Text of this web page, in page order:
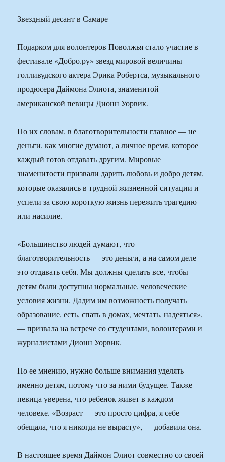
Звездный десант в Самаре
Подарком для волонтеров Поволжья стало участие в
фестивале «Добро.ру» звезд мировой величины —
голливудского актера Эрика Робертса, музыкального
продюсера Даймона Элиота, знаменитой
американской певицы Дионн Уорвик.
По их словам, в благотворительности главное — не
деньги, как многие думают, а личное время, которое
каждый готов отдавать другим. Мировые
знаменитости призвали дарить любовь и добро детям,
которые оказались в трудной жизненной ситуации и
успели за свою короткую жизнь пережить трагедию
или насилие.
«Большинство людей думают, что
благотворительность — это деньги, а на самом деле —
это отдавать себя. Мы должны сделать все, чтобы
детям были доступны нормальные, человеческие
условия жизни. Дадим им возможность получать
образование, есть, спать в домах, мечтать, надеяться»,
— призвала на встрече со студентами, волонтерами и
журналистами Дионн Уорвик.
По ее мнению, нужно больше внимания уделять
именно детям, потому что за ними будущее. Также
певица уверена, что ребенок живет в каждом
человеке. «Возраст — это просто цифра, я себе
обещала, что я никогда не вырасту», — добавила она.
В настоящее время Даймон Элиот совместно со своей